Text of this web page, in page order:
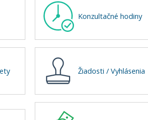
Konzultačné hodiny
Žiadosti / Vyhlásenia